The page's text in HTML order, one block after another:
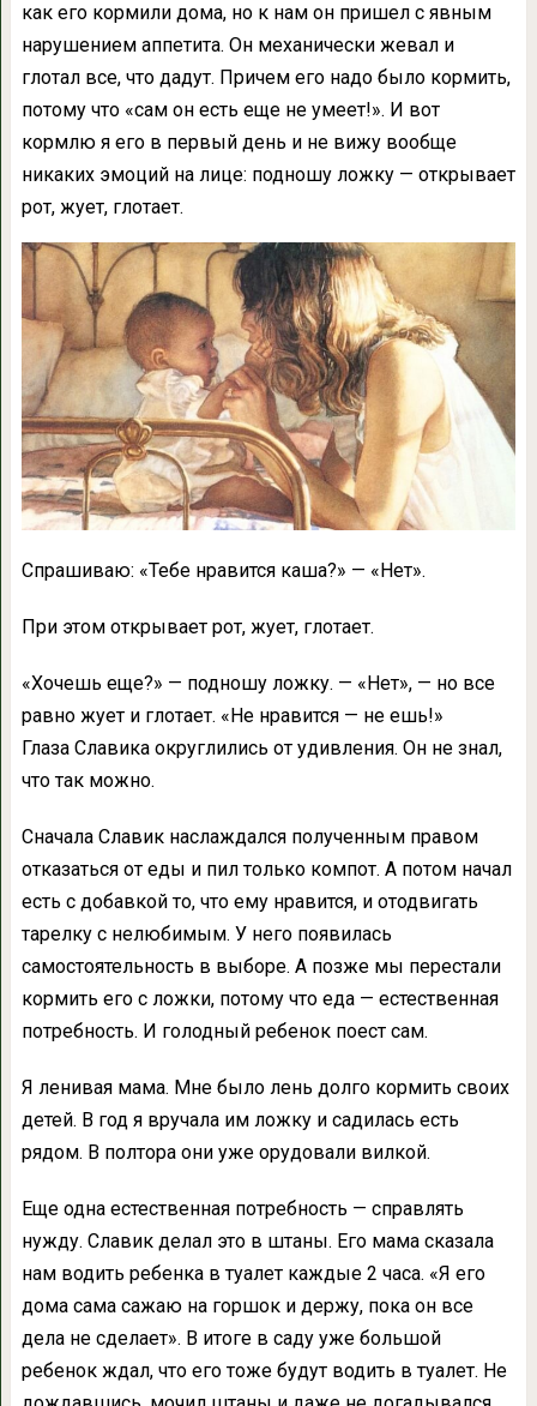
как его кормили дома, но к нам он пришел с явным
нарушением аппетита. Он механически жевал и
глотал все, что дадут. Причем его надо было кормить,
потому что «сам он есть еще не умеет!». И вот
кормлю я его в первый день и не вижу вообще
никаких эмоций на лице: подношу ложку — открывает
рот, жует, глотает.
Спрашиваю: «Тебе нравится каша?» — «Нет».
При этом открывает рот, жует, глотает.
«Хочешь еще?» — подношу ложку. — «Нет», — но все
равно жует и глотает. «Не нравится — не ешь!»
Глаза Славика округлились от удивления. Он не знал,
что так можно.
Сначала Славик наслаждался полученным правом
отказаться от еды и пил только компот. А потом начал
есть с добавкой то, что ему нравится, и отодвигать
тарелку с нелюбимым. У него появилась
самостоятельность в выборе. А позже мы перестали
кормить его с ложки, потому что еда — естественная
потребность. И голодный ребенок поест сам.
Я ленивая мама. Мне было лень долго кормить своих
детей. В год я вручала им ложку и садилась есть
рядом. В полтора они уже орудовали вилкой.
Еще одна естественная потребность — справлять
нужду. Славик делал это в штаны. Его мама сказала
нам водить ребенка в туалет каждые 2 часа. «Я его
дома сама сажаю на горшок и держу, пока он все
дела не сделает». В итоге в саду уже большой
ребенок ждал, что его тоже будут водить в туалет. Не